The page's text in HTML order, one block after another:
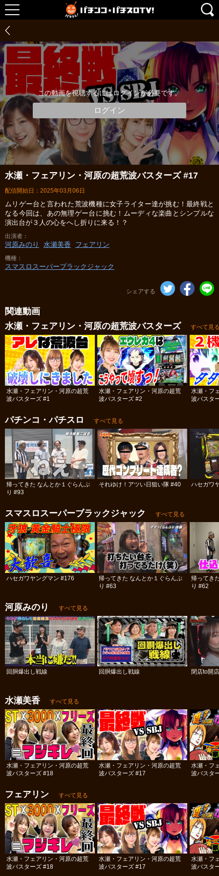
この動画を視聴するにはログインが必要です。
ログイン
水瀬・フェアリン・河原の超荒波バスターズ #17
配信開始日：2025年03月06日
ムリゲー台と言われた荒波機種に女子ライター達が挑む！最終戦と
なる今回は、あの無理ゲー台に挑む！ムーディな楽曲とシンプルな
演出台が３人の心をへし折りに来る！？
出演者
河原みのり 水瀬美香 フェアリン
機種
スマスロスーパーブラックジャック
シェアする
関連動画
水瀬・フェアリン・河原の超荒波バスターズ
すべて見
水瀬・フェアリン・河原の超荒
波バスターズ #1
水瀬・フェアリン・河原の超荒
波バスターズ #2
水瀬・フ
波バスタ
パチンコ・パチスロ すべて見る
帰ってきた なんとか１ぐらんぷ
り #93
それゆけ！アツい日狙い隊 #40 ハセガワ
スマスロスーパーブラックジャック すべて見る
ハセガワヤングマン #176
帰ってきた なんとか１ぐらんぷ
り #63
帰ってき
り #62
河原みのり すべて見る
回胴爆出し戦線 回胴爆出し戦線 閉店to開
水瀬美香 すべて見る
水瀬・フェアリン・河原の超荒
波バスターズ #18
水瀬・フェアリン・河原の超荒
波バスターズ #17
水瀬・フ
波バスタ
フェアリン すべて見る
水瀬・フェアリン・河原の超荒
波バスターズ #18
水瀬・フェアリン・河原の超荒
波バスターズ #17
水瀬・フ
波バスタ